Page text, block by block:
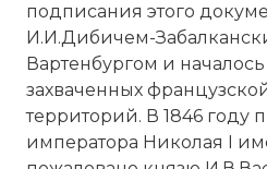
подписания этого
И.И.Дибичем-
Вартенбургом и
захваченных
территорий. В 1846 году
императора Николая I